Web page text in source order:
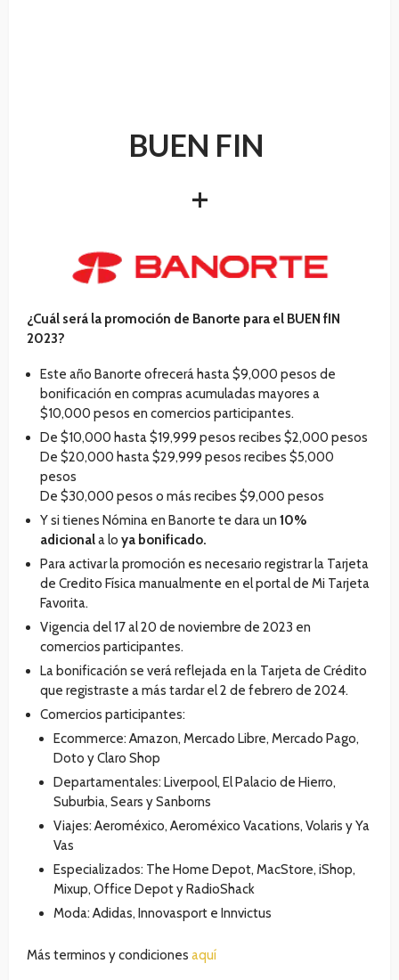
BUEN FIN
+
¿Cuál será la promoción de Banorte para el BUEN fIN
2023?
Este año Banorte ofrecerá hasta $9,000 pesos de
bonificación en compras acumuladas mayores a
$10,000 pesos en comercios participantes.
De $10,000 hasta $19,999 pesos recibes $2,000 pesos
De $20,000 hasta $29,999 pesos recibes $5,000
pesos
De $30,000 pesos o más recibes $9,000 pesos
Y si tienes Nómina en Banorte te dara un 10%
adicionala lo ya bonificado.
Para activar la promoción es necesario registrar la Tarjeta
de Credito Física manualmente en el portal de Mi Tarjeta
Favorita.
Vigencia del 17 al 20 de noviembre de 2023 en
comercios participantes.
La bonificación se verá reflejada en la Tarjeta de Crédito
que registraste a más tardar el 2 de febrero de 2024.
Comercios participantes:
Ecommerce: Amazon, Mercado Libre, Mercado Pago,
Doto y Claro Shop
Departamentales: Liverpool, El Palacio de Hierro,
Suburbia, Sears y Sanborns
Viajes: Aeroméxico, Aeroméxico Vacations, Volaris y Ya
Vas
Especializados: The Home Depot, MacStore, iShop,
Mixup, Office Depot y RadioShack
Moda: Adidas, Innovasport e Innvictus
Más terminos y condiciones aquí